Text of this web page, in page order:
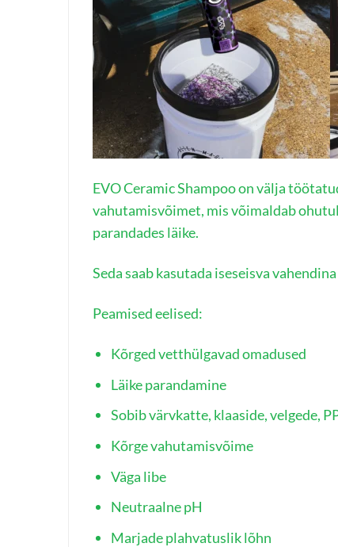
EVO Ceramic Shampoo on välja
vahutamisvõimet, mis võimaldab
parandades läike.
Seda saab kasutada iseseisva
Peamised eelised:
Kõrged vetthülgavad omadused
Läike parandamine
Sobib värvkatte, klaaside, velgede,
Kõrge vahutamisvõime
Väga libe
Neutraalne pH
Marjade plahvatuslik lõhn